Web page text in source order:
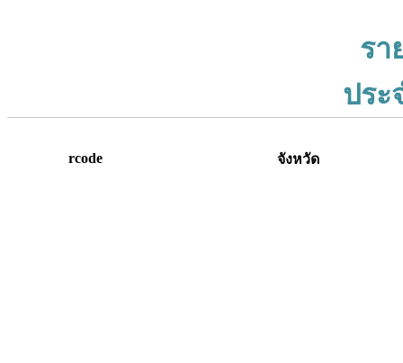
รา
ประ
rcode จังหวัด